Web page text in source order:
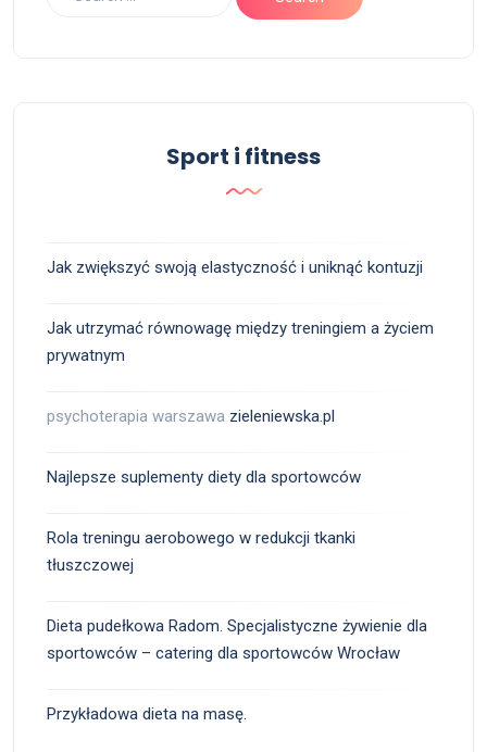
Sport i fitness
Jak zwiększyć swoją elastyczność i uniknąć kontuzji
Jak utrzymać równowagę między treningiem a życiem
prywatnym
psychoterapia warszawa zieleniewska.pl
Najlepsze suplementy diety dla sportowców
Rola treningu aerobowego w redukcji tkanki
tłuszczowej
Dieta pudełkowa Radom. Specjalistyczne żywienie dla
sportowców – catering dla sportowców Wrocław
Przykładowa dieta na masę.